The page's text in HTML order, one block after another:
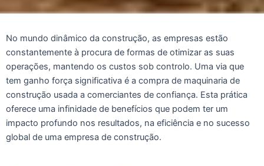
No mundo dinâmico da construção, as empresas estão
constantemente à procura de formas de otimizar as suas
operações, mantendo os custos sob controlo. Uma via que
tem ganho força significativa é a compra de maquinaria de
construção usada a comerciantes de confiança. Esta prática
oferece uma infinidade de benefícios que podem ter um
impacto profundo nos resultados, na eficiência e no sucesso
global de uma empresa de construção.